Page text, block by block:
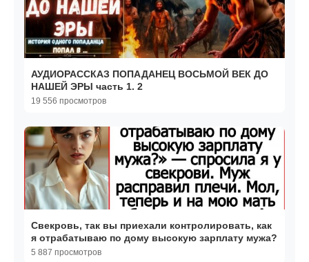
АУДИОРАССКАЗ ПОПАДАНЕЦ ВОСЬМОЙ ВЕК ДО
НАШЕЙ ЭРЫ часть 1. 2
19 556 просмотров
Свекровь, так вы приехали контролировать, как
я отрабатываю по дому высокую зарплату мужа?
5 887 просмотров